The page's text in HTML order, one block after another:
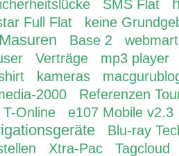
SMS Flat
Full Flat
keine
Masuren Base 2 webmart
Verträge mp3 player
kameras
2000
Referenzen
T-Online e107 Mobile v2.3
Blu-ray
Xtra-Pac Tagcloud